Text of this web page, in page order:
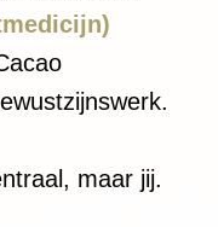
maar jij.